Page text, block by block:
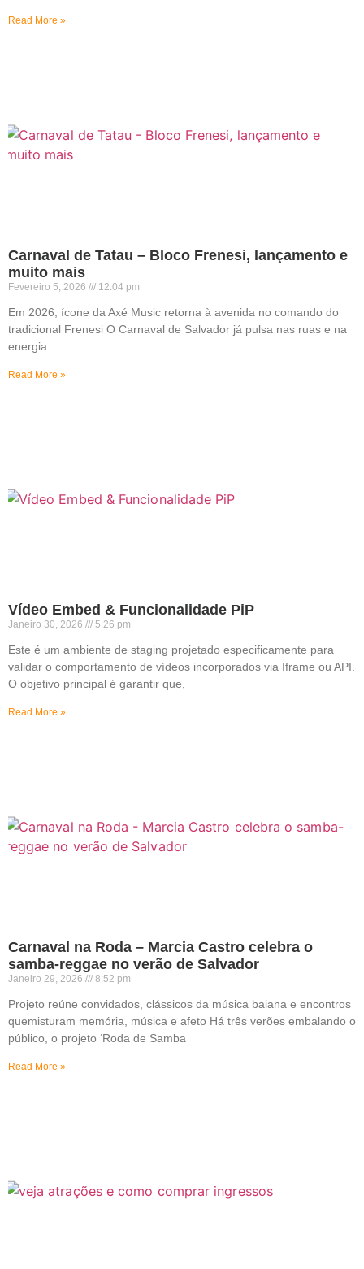
Read More »
Carnaval de Tatau – Bloco Frenesi, lançamento e
muito mais
Fevereiro 5, 2026 12:04 pm
Em 2026, ícone da Axé Music retorna à avenida no comando do
tradicional Frenesi O Carnaval de Salvador já pulsa nas ruas e na
energia
Read More »
Vídeo Embed & Funcionalidade PiP
Janeiro 30, 2026 5:26 pm
Este é um ambiente de staging projetado especificamente para
validar o comportamento de vídeos incorporados via Iframe ou API.
O objetivo principal é garantir que,
Read More »
Carnaval na Roda – Marcia Castro celebra o
samba-reggae no verão de Salvador
Janeiro 29, 2026 8:52 pm
Projeto reúne convidados, clássicos da música baiana e encontros
quemisturam memória, música e afeto Há três verões embalando o
público, o projeto ‘Roda de Samba
Read More »